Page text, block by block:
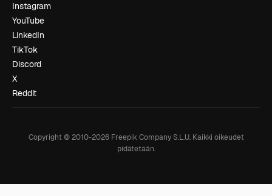
Instagram
YouTube
LinkedIn
TikTok
Discord
X
Reddit
Copyright © 2010-2026Freepik Company S.L.U. Kaikki oikeudet
pidätetään.